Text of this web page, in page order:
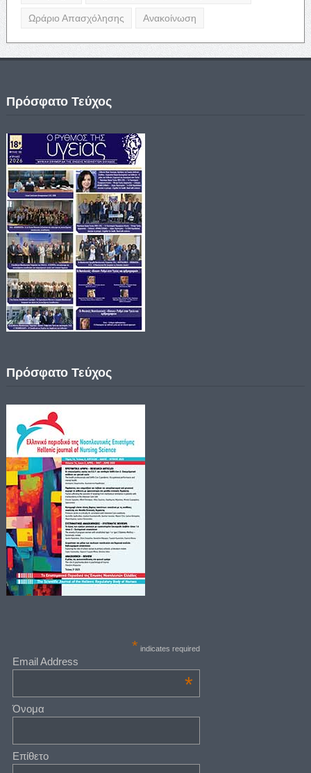
Ωράριο Απασχόλησης Ανακοίνωση
Πρόσφατο Τεύχος
Πρόσφατο Τεύχος
* indicates required
Email Address
*
Όνομα
Επίθετο